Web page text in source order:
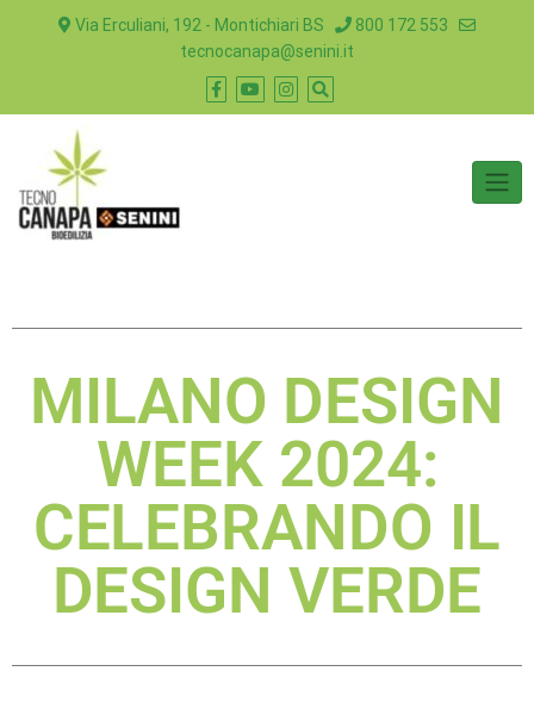
Via Erculiani, 192 - Montichiari BS
800 172 553
tecnocanapa@senini.it
MILANO DESIGN
WEEK 2024:
CELEBRANDO IL
DESIGN VERDE